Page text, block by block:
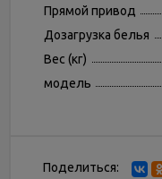
Прямой привод
Дозагрузка белья
Вес (кг)
модель
Поделиться: